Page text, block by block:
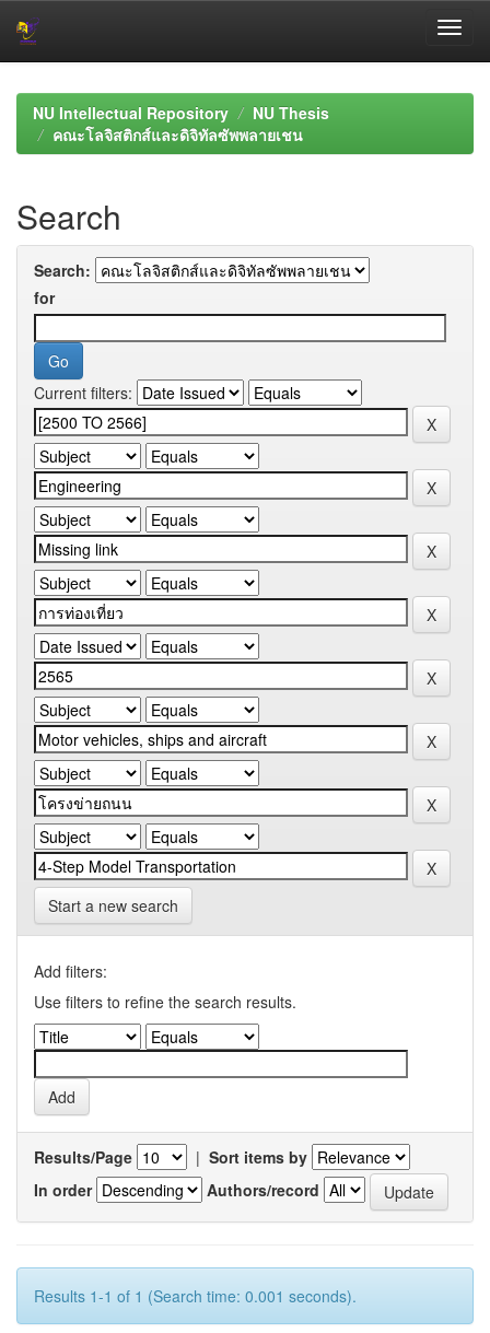
navigationNU Intellectual Repository
NU Thesis
คณะโลจิสติกส์และดิจิทัลซัพพลายเชน
Search
Search:
for
Current filters:
Start a new search
Add filters:
Use filters to refine the search results.
Results/Page | Sort items by
In order
Authors/record
Results 1-1 of 1 (Search time: 0.001 seconds).